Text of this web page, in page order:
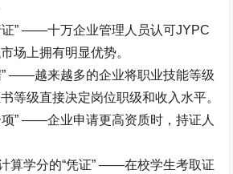
” ——十万企业管理人员认可JYPC
场上拥有明显优势。
” ——越来越多的企业将职业技能等级
等级直接决定岗位职级和收入水平。
” ——企业申请更高资质时，持证人
算学分的“凭证” ——在校学生考取证